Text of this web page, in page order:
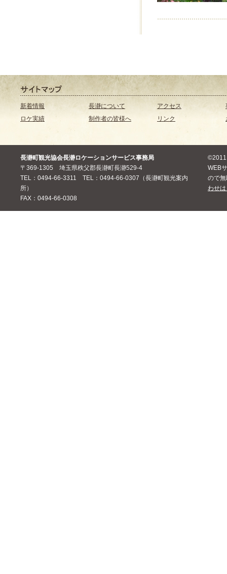
新着情報 長瀞について アクセス
ロケ実績
制作者の皆様へ リンク
長瀞町観光協会長瀞ロケーションサービス事務局
〒369-1305 埼玉県秩父郡長瀞町長瀞529-4
TEL：0494-66-3311 TEL：0494-66-0307（長瀞町観光案内
所）
FAX：0494-66-0308
©2011
WEB
ので
わせ